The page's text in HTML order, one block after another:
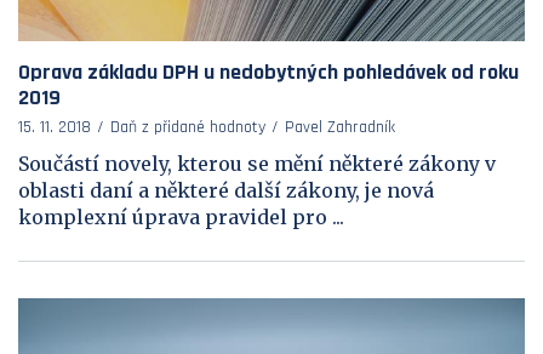
Oprava základu DPH u nedobytných pohledávek od roku
2019
15. 11. 2018 Daň z přidané hodnoty Pavel Zahradník
Součástí novely, kterou se mění některé zákony v
oblasti daní a některé další zákony, je nová
komplexní úprava pravidel pro ...